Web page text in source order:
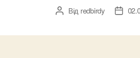
Автор
Від redbirdy
Дата